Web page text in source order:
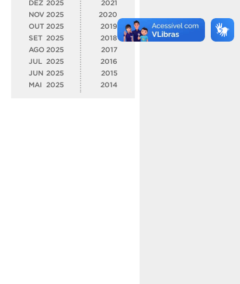
DEZ 2025
NOV 2025
OUT 2025
SET 2025
AGO 2025
JUL
2025
JUN 2025
MAI
2025
2021
2020
2019
2018
2017
2016
2015
2014